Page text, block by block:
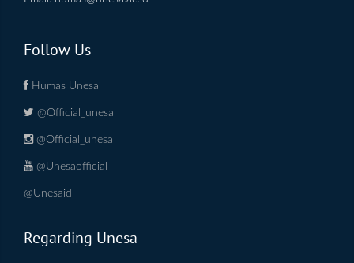
Follow Us
Humas Unesa
@Official_unesa
@Official_unesa
@Unesaofficial
@Unesaid
Regarding Unesa